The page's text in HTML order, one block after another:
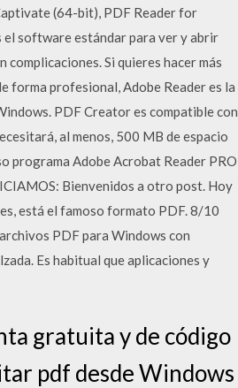
(64-bit), PDF Reader for
el software estándar para ver y abrir
Si quieres hacer más
forma profesional, Adobe Reader es la
PDF Creator es compatible con
al menos, 500 MB de espacio
programa Adobe Acrobat Reader PRO
Bienvenidos a otro post. Hoy
está el famoso formato PDF. 8/10
PDF para Windows con
Es habitual que aplicaciones y
gratuita y de código
pdf desde Windows